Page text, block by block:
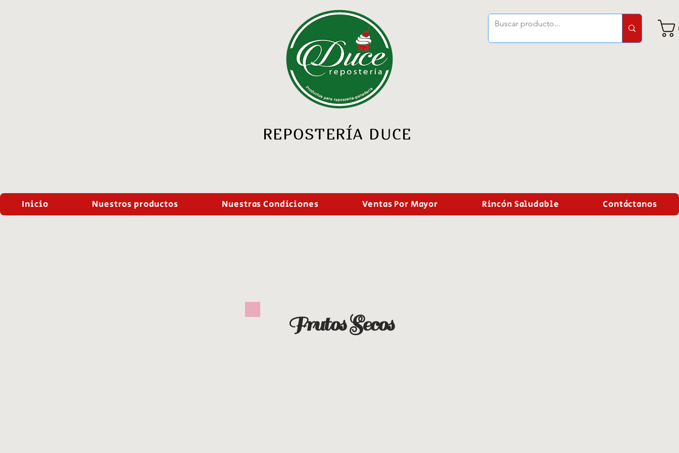
REPOSTERÍA DUCE
Inicio Nuestros productos Nuestras Condiciones Ventas Por Mayor Rincón Saludable Contáctanos
Frutos Secos